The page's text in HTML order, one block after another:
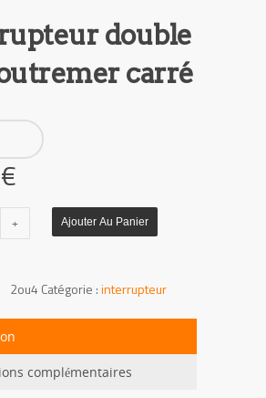
double
carré
€
Ajouter Au Panier
UGS :
2ou4 Catégorie :interrupteur
complémentaires